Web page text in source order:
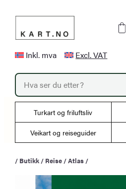
innhold
Inkl. mva Excl. VAT
P
o
d
t
r
Turkart og friluftsliv
Veikart og reiseguider
/ Butikk / Reise /Atlas /